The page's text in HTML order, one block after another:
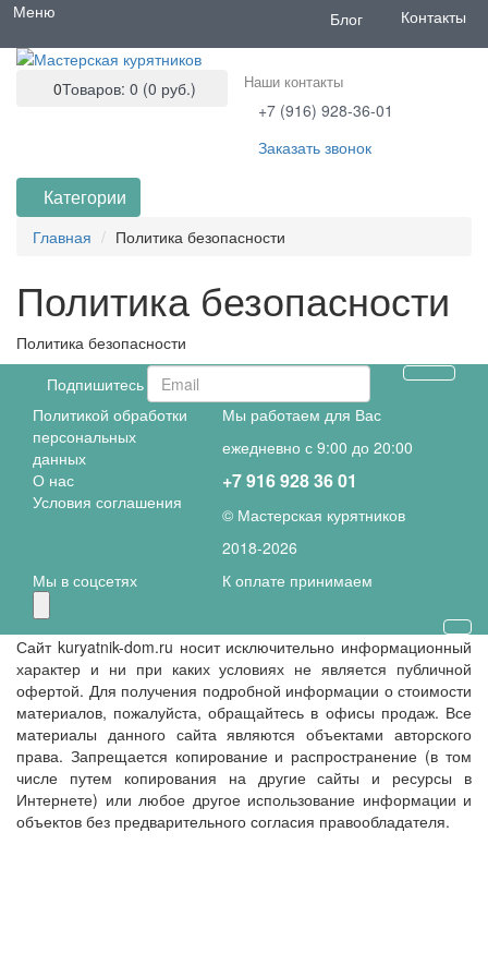
Блог Контакты
Меню
Наши контакты
+7 (916) 928-36-01
Заказать звонок
0Товаров: 0 (0 руб.)
Категории
Главная Политика безопасности
Политика безопасности
Политика безопасности
Подпишитесь и получите скидку
Политикой обработки
персональных
данных
О нас
Условия соглашения
Мы работаем для Вас
ежедневно с 9:00 до 20:00
+7 916 928 36 01
© Мастерская курятников
2018-2026
Мы в соцсетях
К оплате принимаем
Сайт kuryatnik-dom.ru носит исключительно информационный
характер и ни при каких условиях не является публичной
офертой. Для получения подробной информации о стоимости
материалов, пожалуйста, обращайтесь в офисы продаж. Все
материалы данного сайта являются объектами авторского
права. Запрещается копирование и распространение (в том
числе путем копирования на другие сайты и ресурсы в
Интернете) или любое другое использование информации и
объектов без предварительного согласия правообладателя.